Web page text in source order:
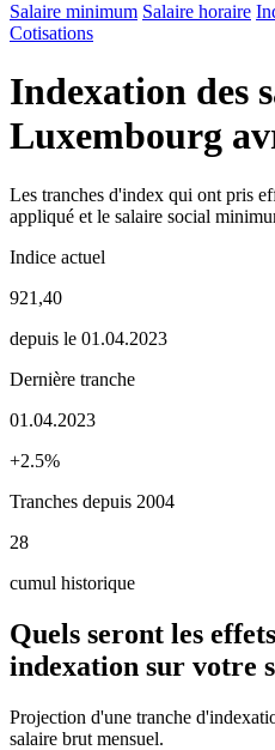
Salaire minimum Salaire horaire
Cotisations
Indexation des
Luxembourg
Les tranches d'index qui ont pris
appliqué et le salaire social
Indice actuel
921,40
depuis le 01.04.2023
Dernière tranche
01.04.2023
+2.5%
Tranches depuis 2004
28
cumul historique
Quels seront les
indexation sur votre
Projection d'une tranche
salaire brut mensuel.